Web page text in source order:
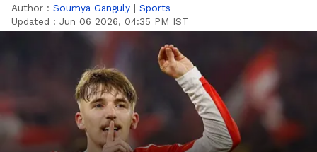
Author : Soumya Ganguly | Sports
Updated : Jun 06 2026, 04:35 PM IST